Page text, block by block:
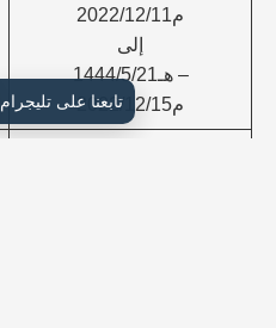
م2022/12/11
إلى
– هـ1444/5/21
م2022/12/15
تابعنا على تليجرام